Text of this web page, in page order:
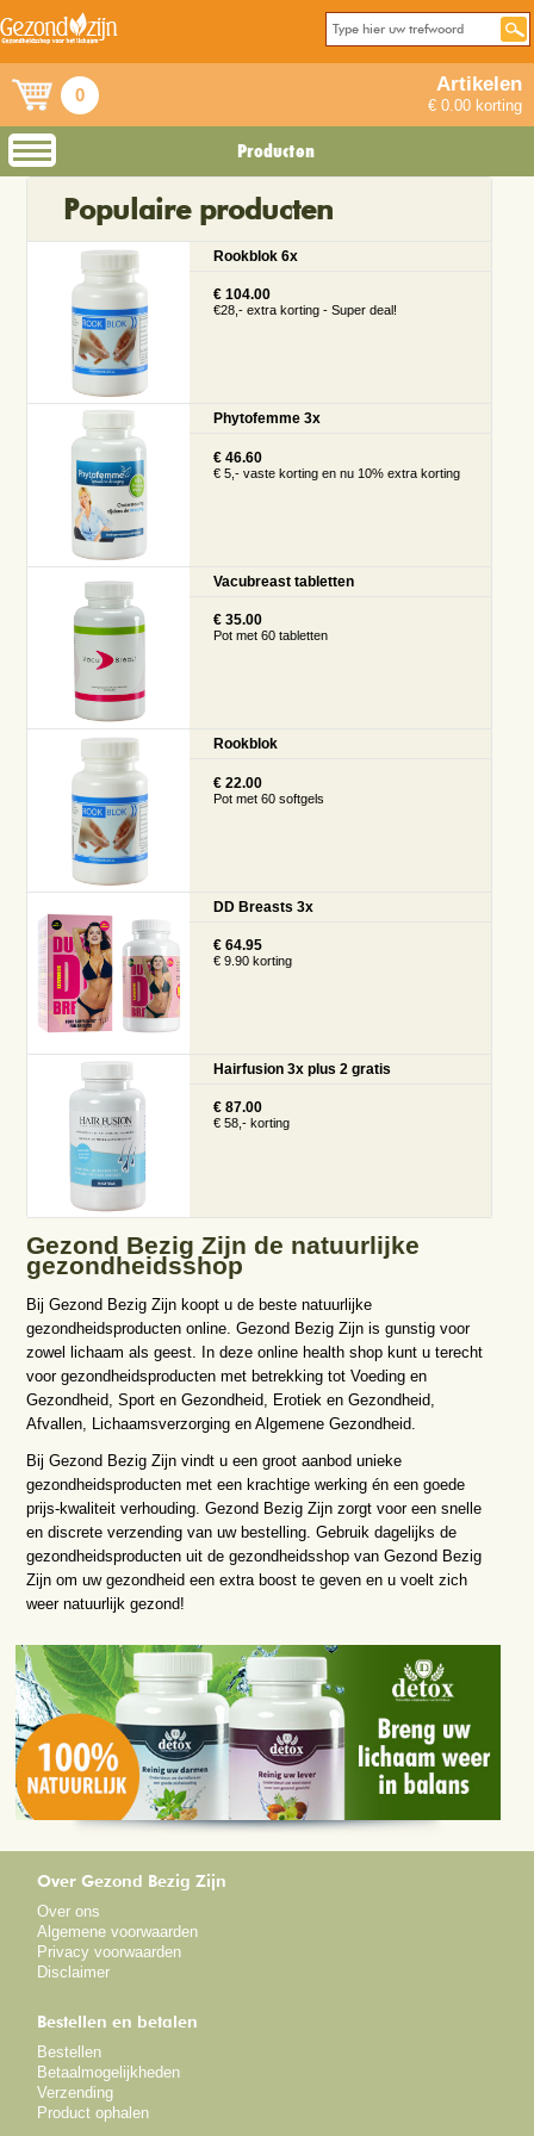
0 Artikelen
€ 0.00 korting
Producten
Gezond Bezig Zijn de natuurlijke
gezondheidsshop
Bij Gezond Bezig Zijn koopt u de beste natuurlijke
gezondheidsproducten online. Gezond Bezig Zijn is gunstig voor
zowel lichaam als geest. In deze online health shop kunt u terecht
voor gezondheidsproducten met betrekking tot Voeding en
Gezondheid, Sport en Gezondheid, Erotiek en Gezondheid,
Afvallen, Lichaamsverzorging en Algemene Gezondheid.
Bij Gezond Bezig Zijn vindt u een groot aanbod unieke
gezondheidsproducten met een krachtige werking én een goede
prijs-kwaliteit verhouding. Gezond Bezig Zijn zorgt voor een snelle
en discrete verzending van uw bestelling. Gebruik dagelijks de
gezondheidsproducten uit de gezondheidsshop van Gezond Bezig
Zijn om uw gezondheid een extra boost te geven en u voelt zich
weer natuurlijk gezond!
Populaire producten
Rookblok 6x
€ 104.00
€28,- extra korting - Super deal!
Phytofemme 3x
€ 46.60
€ 5,- vaste korting en nu 10% extra korting
Vacubreast tabletten
€ 35.00
Pot met 60 tabletten
Rookblok
€ 22.00
Pot met 60 softgels
DD Breasts 3x
€ 64.95
€ 9.90 korting
Hairfusion 3x plus 2 gratis
€ 87.00
€ 58,- korting
Over Gezond Bezig Zijn
Over ons
Algemene voorwaarden
Privacy voorwaarden
Disclaimer
Bestellen en betalen
Bestellen
Betaalmogelijkheden
Verzending
Product ophalen